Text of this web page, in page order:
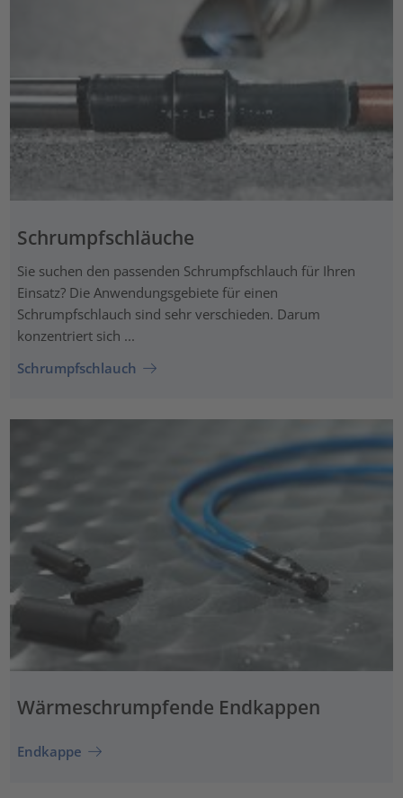
Schrumpfschläuche
Sie suchen den passenden Schrumpfschlauch für Ihren
Einsatz? Die Anwendungsgebiete für einen
Schrumpfschlauch sind sehr verschieden. Darum
konzentriert sich ...
Schrumpfschlauch
Wärmeschrumpfende Endkappen
Endkappe